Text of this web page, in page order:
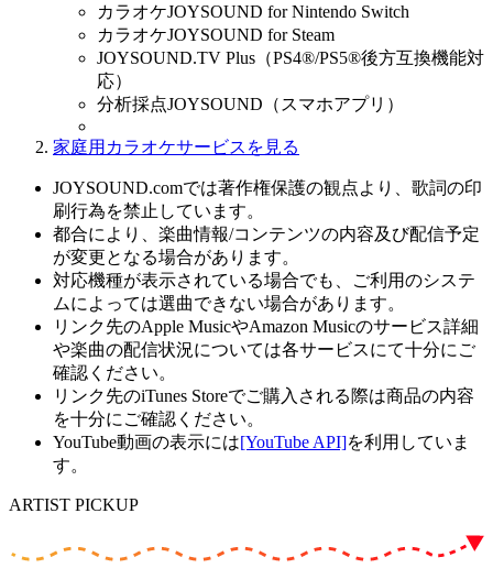
カラオケJOYSOUND for Nintendo Switch
カラオケJOYSOUND for Steam
JOYSOUND.TV Plus（PS4®/PS5®後方互換機能対
応）
分析採点JOYSOUND（スマホアプリ）
家庭用カラオケサービスを見る
JOYSOUND.comでは著作権保護の観点より、歌詞の印
刷行為を禁止しています。
都合により、楽曲情報/コンテンツの内容及び配信予定
が変更となる場合があります。
対応機種が表示されている場合でも、ご利用のシステ
ムによっては選曲できない場合があります。
リンク先のApple MusicやAmazon Musicのサービス詳細
や楽曲の配信状況については各サービスにて十分にご
確認ください。
リンク先のiTunes Storeでご購入される際は商品の内容
を十分にご確認ください。
YouTube動画の表示には[YouTube API]を利用していま
す。
ARTIST PICKUP